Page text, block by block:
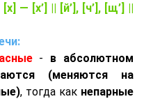
— [х’] || [й’], [ч’], [щ’] ||
- в абсолютном
(меняются на
, тогда как непарные